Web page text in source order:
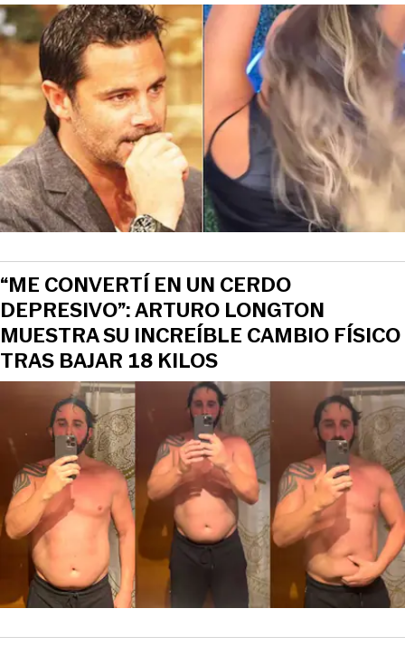
“ME CONVERTÍ EN UN CERDO
DEPRESIVO”: ARTURO LONGTON
MUESTRA SU INCREÍBLE CAMBIO FÍSICO
TRAS BAJAR 18 KILOS